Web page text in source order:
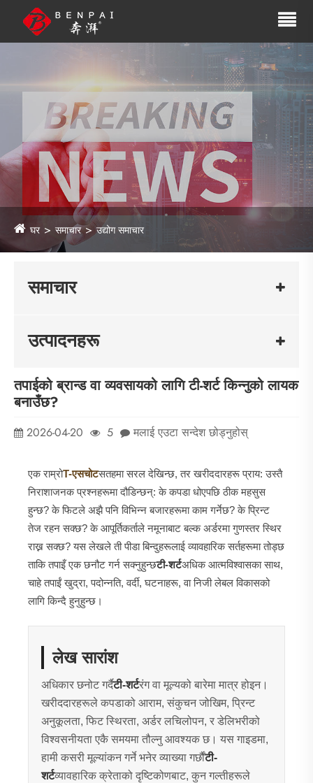
घर समाचार उद्योग समाचार
समाचार
उत्पादनहरू
तपाईको ब्रान्ड वा व्यवसायको लागि टी-शर्ट किन्नुको लायक
बनाउँछ?
2026-04-20 5 मलाई एउटा सन्देश छोड्नुहोस्
एक राम्रोT-एसचोटसतहमा सरल देखिन्छ, तर खरीददारहरू प्राय: उस्तै
निराशाजनक प्रश्नहरूमा दौडिन्छन्: के कपडा धोएपछि ठीक महसुस
हुन्छ? के फिटले अझै पनि विभिन्न बजारहरूमा काम गर्नेछ? के प्रिन्ट
तेज रहन सक्छ? के आपूर्तिकर्ताले नमूनाबाट बल्क अर्डरमा गुणस्तर स्थिर
राख्न सक्छ? यस लेखले ती पीडा बिन्दुहरूलाई व्यावहारिक सर्तहरूमा तोड्छ
ताकि तपाइँ एक छनौट गर्न सक्नुहुन्छटी-शर्टअधिक आत्मविश्वासका साथ,
चाहे तपाईं खुद्रा, पदोन्नति, वर्दी, घटनाहरू, वा निजी लेबल विकासको
लागि किन्दै हुनुहुन्छ।
लेख सारांश
अधिकार छनोट गर्दैटी-शर्टरंग वा मूल्यको बारेमा मात्र होइन।
खरीददारहरूले कपडाको आराम, संकुचन जोखिम, प्रिन्ट
अनुकूलता, फिट स्थिरता, अर्डर लचिलोपन, र डेलिभरीको
विश्वसनीयता एकै समयमा तौल्नु आवश्यक छ। यस गाइडमा,
हामी कसरी मूल्यांकन गर्ने भनेर व्याख्या गर्छौंटी-
शर्टव्यावहारिक क्रेताको दृष्टिकोणबाट, कुन गल्तीहरूले